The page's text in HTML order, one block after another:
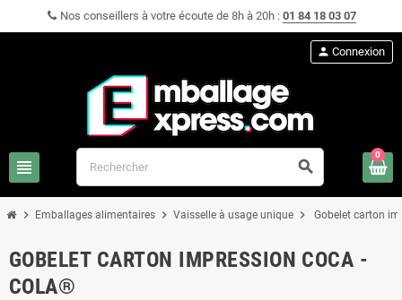
Nos conseillers à votre écoute de 8h à 20h : 01 84 18 03 07
view_headline search
person Connexion
0
chevron_right Emballages alimentaires chevron_right Vaisselle à usage unique chevron_right Gobelet carton
GOBELET CARTON IMPRESSION COCA -
COLA®